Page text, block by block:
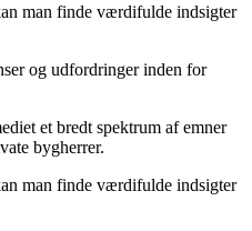
man finde værdifulde indsigter
og udfordringer inden for
et bredt spektrum af emner
bygherrer.
man finde værdifulde indsigter